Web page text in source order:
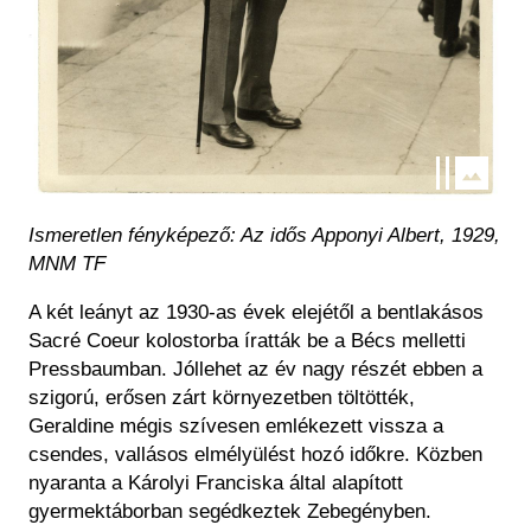
Ismeretlen fényképező: Az idős Apponyi Albert, 1929,
MNM TF
A két leányt az 1930-as évek elejétől a bentlakásos
Sacré Coeur kolostorba íratták be a Bécs melletti
Pressbaumban. Jóllehet az év nagy részét ebben a
szigorú, erősen zárt környezetben töltötték,
Geraldine mégis szívesen emlékezett vissza a
csendes, vallásos elmélyülést hozó időkre. Közben
nyaranta a Károlyi Franciska által alapított
gyermektáborban segédkeztek Zebegényben.